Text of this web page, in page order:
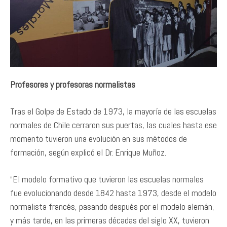
Profesores y profesoras normalistas
Tras el Golpe de Estado de 1973, la mayoría de las escuelas
normales de Chile cerraron sus puertas, las cuales hasta ese
momento tuvieron una evolución en sus métodos de
formación, según explicó el Dr. Enrique Muñoz.
“El modelo formativo que tuvieron las escuelas normales
fue evolucionando desde 1842 hasta 1973, desde el modelo
normalista francés, pasando después por el modelo alemán,
y más tarde, en las primeras décadas del siglo XX, tuvieron